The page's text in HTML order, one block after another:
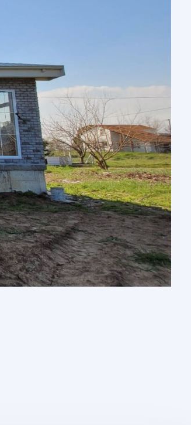
Prefabrik Okul Binaları
Prefabrik WC Duş Binaları
Prefabrik Bungalov